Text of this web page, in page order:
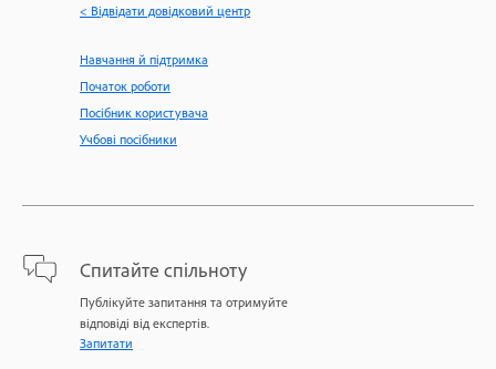
< Відвідати довідковий центр
Навчання й підтримка
Початок роботи
Посібник користувача
Учбові посібники
Спитайте спільноту
Публікуйте запитання та отримуйте
відповіді від експертів.
Запитати